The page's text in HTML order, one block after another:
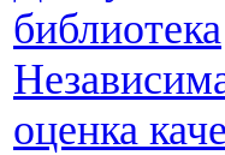
библиотека
оценка